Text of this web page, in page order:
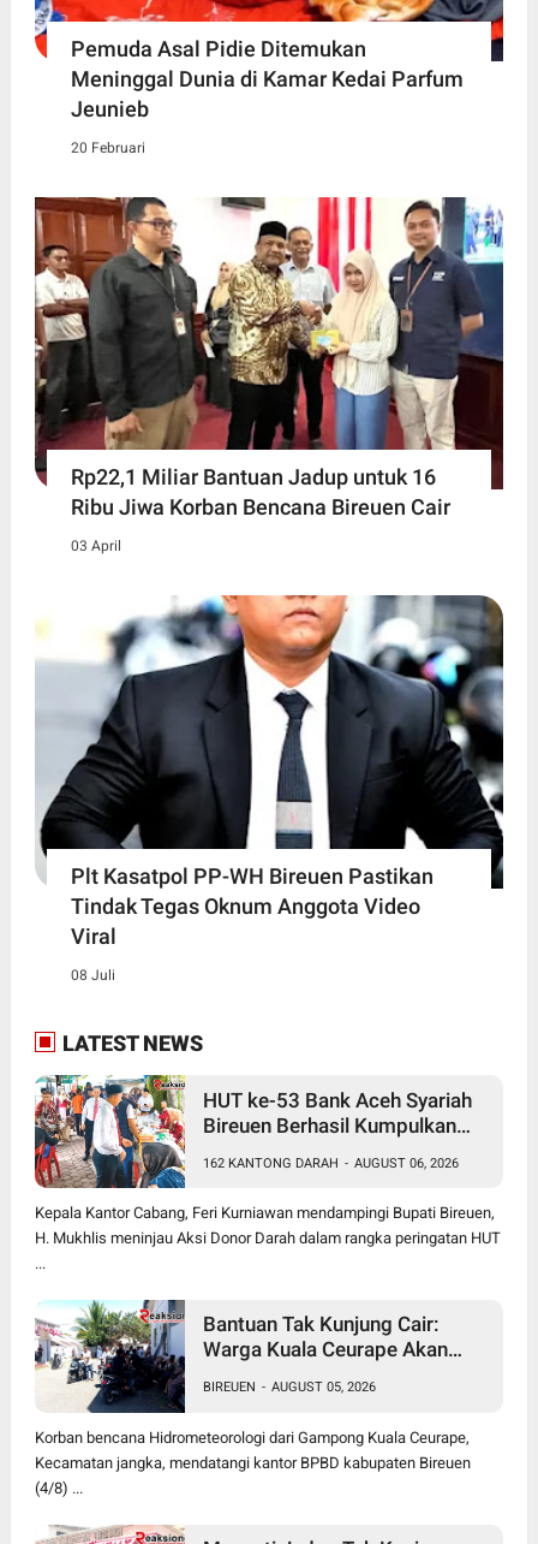
Pemuda Asal Pidie Ditemukan
Meninggal Dunia di Kamar Kedai Parfum
Jeunieb
20 Februari
Rp22,1 Miliar Bantuan Jadup untuk 16
Ribu Jiwa Korban Bencana Bireuen Cair
03 April
Plt Kasatpol PP-WH Bireuen Pastikan
Tindak Tegas Oknum Anggota Video
Viral
08 Juli
LATEST NEWS
HUT ke-53 Bank Aceh Syariah
Bireuen Berhasil Kumpulkan
162 KANTONG DARAH - AUGUST 06, 2026
Kepala Kantor Cabang, Feri Kurniawan mendampingi Bupati Bireuen,
H. Mukhlis meninjau Aksi Donor Darah dalam rangka peringatan HUT
...
Bantuan Tak Kunjung Cair:
Warga Kuala Ceurape Akan
BIREUEN - AUGUST 05, 2026
Korban bencana Hidrometeorologi dari Gampong Kuala Ceurape,
Kecamatan jangka, mendatangi kantor BPBD kabupaten Bireuen
(4/8) ...